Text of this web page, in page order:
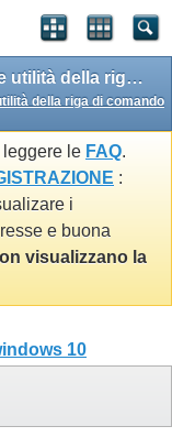
SendShellMail Ver 1.0 - una potente utilità della riga di comando basata su PowerShell
della riga di comando
leggere le FAQ.
:
i
e buona
visualizzano la
10